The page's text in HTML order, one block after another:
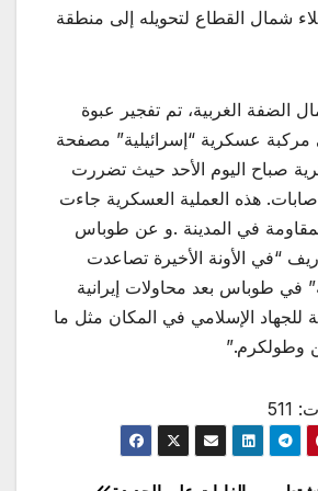
شمال القطاع لتحويله إلى منطقة
الغربية، تم تفجير عبوة
مركبة عسكرية “إسرائيلية” مصفحة
صباح اليوم الأحد حيث تضررت
هذه العملية العسكرية جاءت
في المدينة .و عن طوباس
“في الأونة الأخيرة تصاعدت
في طوباس بعد محاولات إيرانية
للجهاد الإسلامي في المكان مثل ما
وطولكرم.”
511